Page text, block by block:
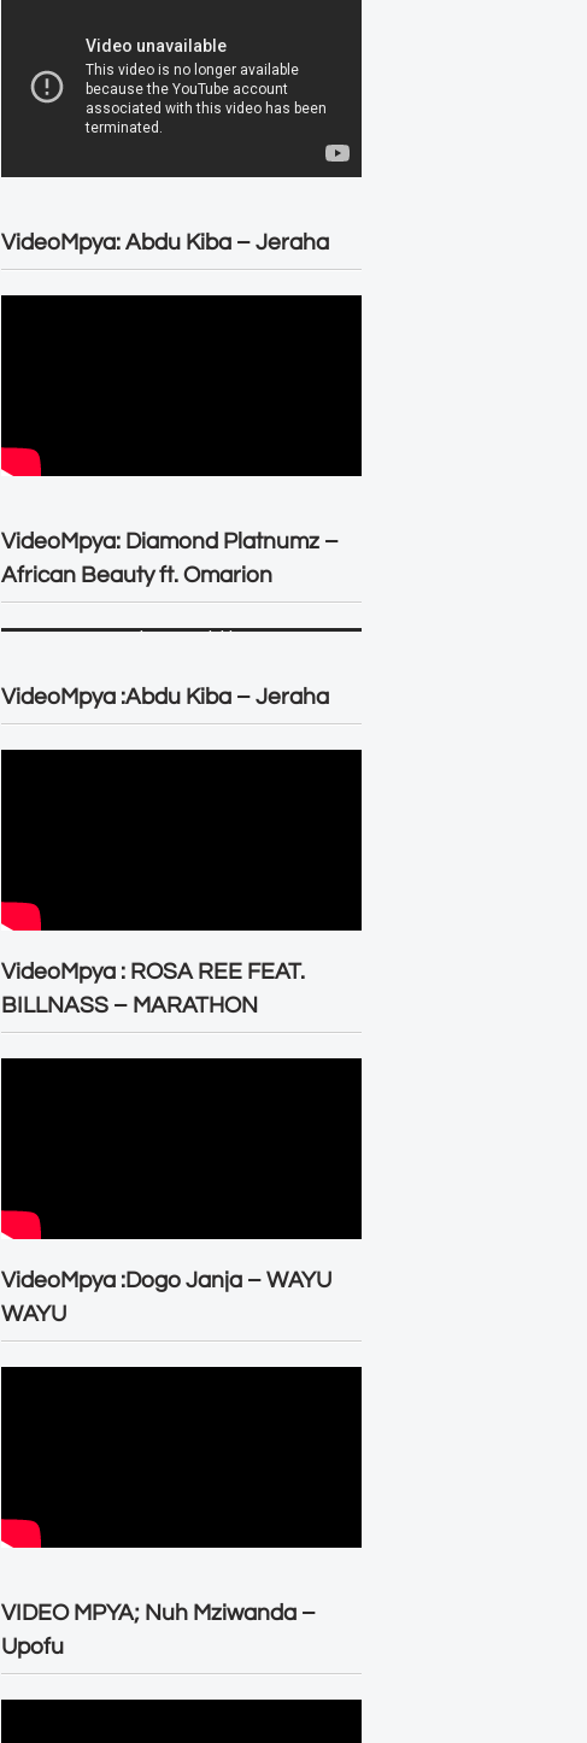
VideoMpya: Abdu Kiba – Jeraha
VideoMpya: Diamond Platnumz –
African Beauty ft. Omarion
VideoMpya :Abdu Kiba – Jeraha
VideoMpya : ROSA REE FEAT.
BILLNASS – MARATHON
VideoMpya :Dogo Janja – WAYU
WAYU
VIDEO MPYA; Nuh Mziwanda –
Upofu